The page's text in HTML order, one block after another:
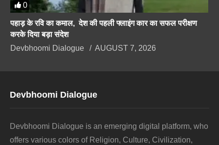
0
पहाड़ के रवि का कमाल, देश की पहली फ्लाइंग कार का सफल परीक्षण
करके दिया बड़ा संदेश
Devbhoomi Dialogue
AUGUST 7, 2026
Devbhoomi Dialogue
Devbhoomi Dialogue is an emerging digital platform, who
offers various colors of Religion, Culture, Civilization,